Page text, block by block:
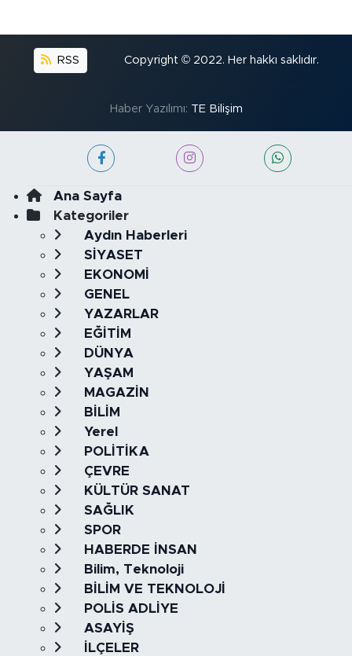
RSS Copyright © 2022. Her hakkı saklıdır.
Haber Yazılımı: TE Bilişim
Ana Sayfa
Kategoriler
Aydın Haberleri
SİYASET
EKONOMİ
GENEL
YAZARLAR
EĞİTİM
DÜNYA
YAŞAM
MAGAZİN
BİLİM
Yerel
POLİTİKA
ÇEVRE
KÜLTÜR SANAT
SAĞLIK
SPOR
HABERDE İNSAN
Bilim, Teknoloji
BİLİM VE TEKNOLOJİ
POLİS ADLİYE
ASAYİŞ
İLÇELER